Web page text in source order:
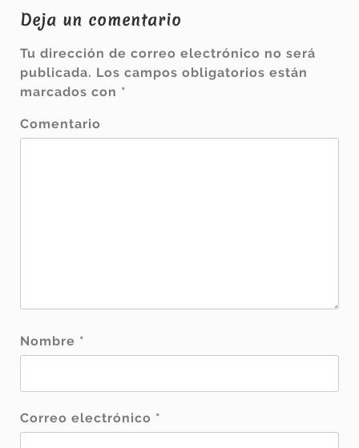
Deja un comentario
Tu dirección de correo electrónico no será
publicada. Los campos obligatorios están
marcados con *
Comentario
Nombre *
Correo electrónico *